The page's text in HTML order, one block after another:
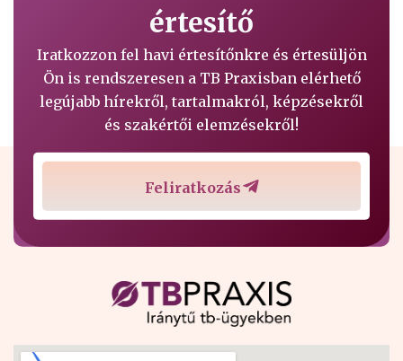
értesítő
Iratkozzon fel havi értesítőnkre és értesüljön
Ön is rendszeresen a TB Praxisban elérhető
legújabb hírekről, tartalmakról, képzésekről
és szakértői elemzésekről!
Feliratkozás